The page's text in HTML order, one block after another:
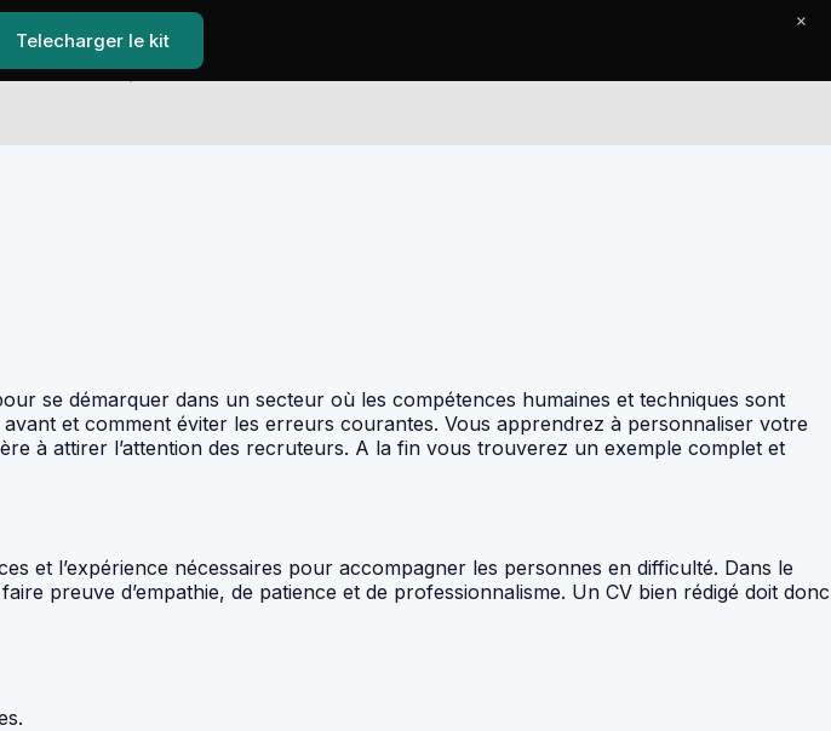
se démarquer dans un secteur où les compétences humaines et techniques sont
et comment éviter les erreurs courantes. Vous apprendrez à personnaliser votre
à attirer l’attention des recruteurs. A la fin vous trouverez un exemple complet et
et l’expérience nécessaires pour accompagner les personnes en difficulté. Dans le
preuve d’empathie, de patience et de professionnalisme. Un CV bien rédigé doit donc
Telecharger le kit
×